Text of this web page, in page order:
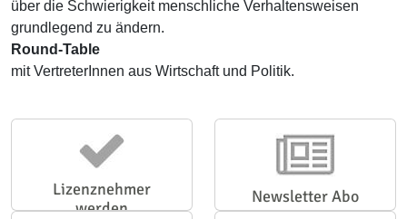
über die Schwierigkeit menschliche Verhaltensweisen
grundlegend zu ändern.
Round-Table
mit VertreterInnen aus Wirtschaft und Politik.
Lizenznehmer
werden
Newsletter Abo